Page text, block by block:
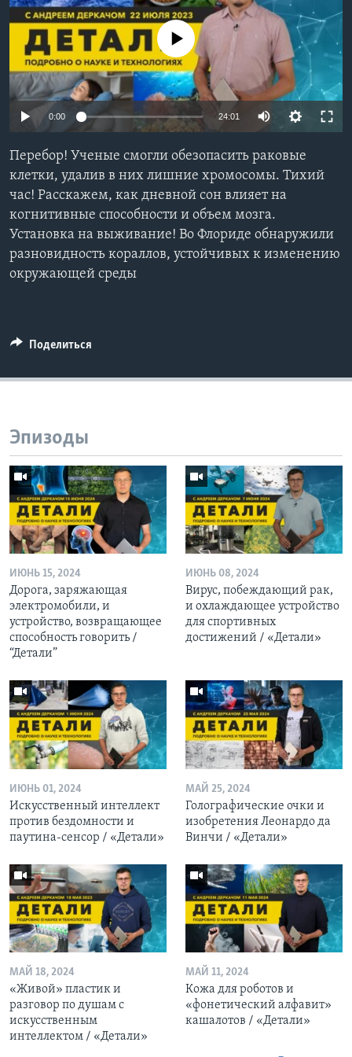
Learning English
СОЦИАЛЬНЫЕ СЕТИ
No media source currently available
0:00 24:01
Перебор! Ученые смогли обезопасить раковые
клетки, удалив в них лишние хромосомы. Тихий
час! Расскажем, как дневной сон влияет на
когнитивные способности и объем мозга.
Установка на выживание! Во Флориде обнаружили
разновидность кораллов, устойчивых к изменению
окружающей среды
Поделиться
Эпизоды
ИЮНЬ 15, 2024
Дорога, заряжающая
электромобили, и
устройство, возвращающее
способность говорить /
“Детали”
ИЮНЬ 08, 2024
Вирус, побеждающий рак,
и охлаждающее устройство
для спортивных
достижений / «Детали»
ИЮНЬ 01, 2024
Искусственный интеллект
против бездомности и
паутина-сенсор / «Детали»
МАЙ 25, 2024
Голографические очки и
изобретения Леонардо да
Винчи / «Детали»
МАЙ 18, 2024
«Живой» пластик и
разговор по душам с
искусственным
интеллектом / «Детали»
МАЙ 11, 2024
Кожа для роботов и
«фонетический алфавит»
кашалотов / «Детали»